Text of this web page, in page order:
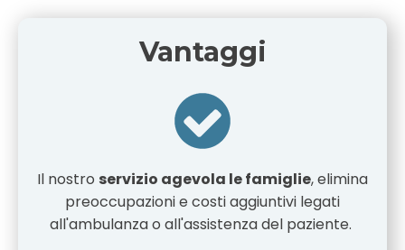
Vantaggi
Il nostro servizio agevola le famiglie, elimina
preoccupazioni e costi aggiuntivi legati
all'ambulanza o all'assistenza del paziente.